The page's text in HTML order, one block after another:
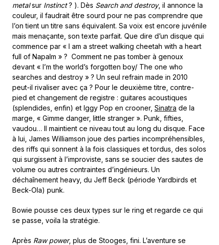
metalsur Instinct? ). Dès Search and destroy, il annonce la
couleur, il faudrait être sourd pour ne pas comprendre que
l’on tient un titre sans équivalent. Sa voix est encore juvénile
mais menaçante, son texte parfait. Que dire d’un disque qui
commence par « I am a street walking cheetah with a heart
full of Napalm » ? Comment ne pas tomber à genoux
devant « I’m the world’s forgotten boy/ The one who
searches and destroy » ? Un seul refrain made in 2010
peut-il rivaliser avec ça ? Pour le deuxième titre, contre-
pied et changement de registre : guitares acoustiques
(splendides, enfin) et Iggy Pop en crooner, Sinatra de la
marge, « Gimme danger, little stranger ». Punk, fifties,
vaudou… Il maintient ce niveau tout au long du disque. Face
à lui, James Williamson joue des parties incompréhensibles,
des riffs qui sonnent à la fois classiques et tordus, des solos
qui surgissent à l’improviste, sans se soucier des sautes de
volume ou autres contraintes d’ingénieurs. Un
déchaînement heavy, du Jeff Beck (période Yardbirds et
Beck-Ola) punk.
Bowie pousse ces deux types sur le ring et regarde ce qui
se passe, voila la stratégie.
Après Raw power, plus de Stooges, fini. L’aventure se